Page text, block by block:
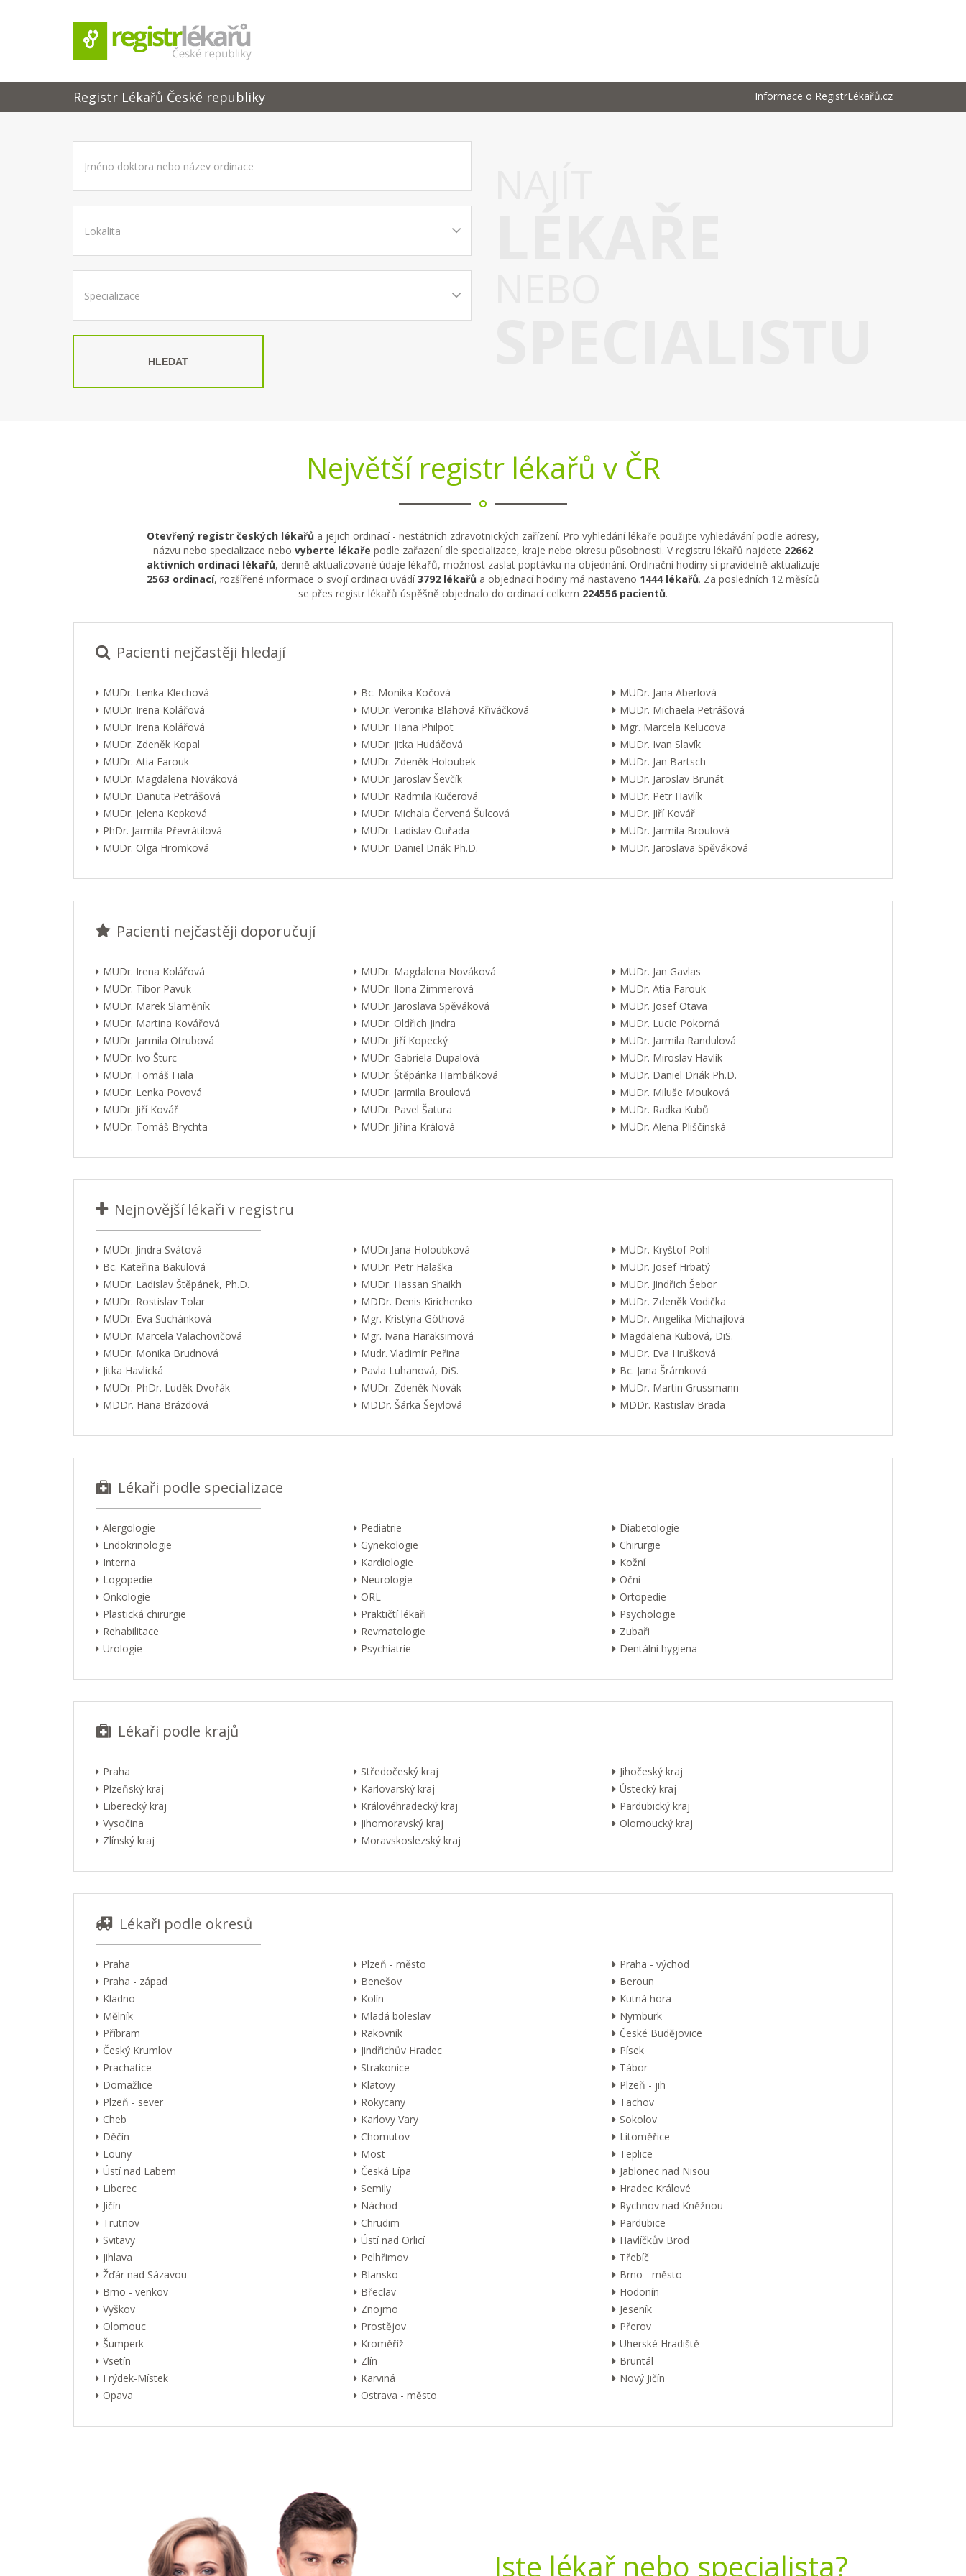
Registr Lékařů České republiky Informace o RegistrLékařů.cz
HLEDAT
Největší registr lékařů v ČR
Otevřený registr českých lékařů a jejich ordinací - nestátních zdravotnických zařízení. Pro vyhledání lékaře použijte vyhledávání podle adresy,
názvu nebo specializace nebo vyberte lékaře podle zařazení dle specializace, kraje nebo okresu působnosti. V registru lékařů najdete 22662
aktivních ordinací lékařů, denně aktualizované údaje lékařů, možnost zaslat poptávku na objednání. Ordinační hodiny si pravidelně aktualizuje
2563 ordinací, rozšířené informace o svojí ordinaci uvádí3792 lékařů a objednací hodiny má nastaveno 1444 lékařů. Za posledních 12 měsíců
se přes registr lékařů úspěšně objednalo do ordinací celkem 224556 pacientů.
Pacienti nejčastěji hledají
MUDr. Lenka Klechová Bc. Monika Kočová
MUDr. Jana Aberlová
MUDr. Irena Kolářová
MUDr. Veronika Blahová Křiváčková
MUDr. Michaela Petrášová
MUDr. Irena Kolářová
MUDr. Hana Philpot
Mgr. Marcela Kelucova
MUDr. Zdeněk Kopal
MUDr. Jitka Hudáčová
MUDr. Ivan Slavík
MUDr. Atia Farouk
MUDr. Zdeněk Holoubek
MUDr. Jan Bartsch
MUDr. Magdalena Nováková
MUDr. Jaroslav Ševčík
MUDr. Jaroslav Brunát
MUDr. Danuta Petrášová
MUDr. Radmila Kučerová
MUDr. Petr Havlík
MUDr. Jelena Kepková
MUDr. Michala Červená Šulcová
MUDr. Jiří Kovář
PhDr. Jarmila Převrátilová
MUDr. Ladislav Ouřada
MUDr. Jarmila Broulová
MUDr. Olga Hromková
MUDr. Daniel Driák Ph.D. MUDr. Jaroslava Spěváková
Pacienti nejčastěji doporučují
MUDr. Irena Kolářová MUDr. Magdalena Nováková
MUDr. Jan Gavlas
MUDr. Tibor Pavuk
MUDr. Ilona Zimmerová
MUDr. Atia Farouk
MUDr. Marek Slaměník
MUDr. Jaroslava Spěváková
MUDr. Josef Otava
MUDr. Martina Kovářová
MUDr. Oldřich Jindra
MUDr. Lucie Pokorná
MUDr. Jarmila Otrubová
MUDr. Jiří Kopecký
MUDr. Jarmila Randulová
MUDr. Ivo Šturc
MUDr. Gabriela Dupalová
MUDr. Miroslav Havlík
MUDr. Tomáš Fiala
MUDr. Štěpánka Hambálková
MUDr. Daniel Driák Ph.D.
MUDr. Lenka Povová
MUDr. Jarmila Broulová
MUDr. Miluše Mouková
MUDr. Jiří Kovář
MUDr. Pavel Šatura
MUDr. Radka Kubů
MUDr. Tomáš Brychta
MUDr. Jiřina Králová MUDr. Alena Pliščinská
Nejnovější lékaři v registru
MUDr. Jindra Svátová MUDr.Jana Holoubková
MUDr. Kryštof Pohl
Bc. Kateřina Bakulová
MUDr. Petr Halaška
MUDr. Josef Hrbatý
MUDr. Ladislav Štěpánek, Ph.D.
MUDr. Hassan Shaikh
MUDr. Jindřich Šebor
MUDr. Rostislav Tolar
MDDr. Denis Kirichenko
MUDr. Zdeněk Vodička
MUDr. Eva Suchánková
Mgr. Kristýna Göthová
MUDr. Angelika Michajlová
MUDr. Marcela Valachovičová
Mgr. Ivana Haraksimová
Magdalena Kubová, DiS.
MUDr. Monika Brudnová
Mudr. Vladimír Peřina
MUDr. Eva Hrušková
Jitka Havlická
Pavla Luhanová, DiS.
Bc. Jana Šrámková
MUDr. PhDr. Luděk Dvořák
MUDr. Zdeněk Novák
MUDr. Martin Grussmann
MDDr. Hana Brázdová
MDDr. Šárka Šejvlová MDDr. Rastislav Brada
Lékaři podle specializace
Alergologie Pediatrie
Diabetologie
Endokrinologie
Gynekologie
Chirurgie
Interna
Kardiologie
Kožní
Logopedie
Neurologie
Oční
Onkologie
ORL
Ortopedie
Plastická chirurgie
Praktičtí lékaři
Psychologie
Rehabilitace
Revmatologie
Zubaři
Urologie
Psychiatrie Dentální hygiena
Lékaři podle krajů
Praha Středočeský kraj
Jihočeský kraj
Plzeňský kraj
Karlovarský kraj
Ústecký kraj
Liberecký kraj
Královéhradecký kraj
Pardubický kraj
Vysočina
Jihomoravský kraj
Olomoucký kraj
Zlínský kraj
Moravskoslezský kraj
Lékaři podle okresů
Praha Plzeň - město
Praha - východ
Praha - západ
Benešov
Beroun
Kladno
Kolín
Kutná hora
Mělník
Mladá boleslav
Nymburk
Příbram
Rakovník
České Budějovice
Český Krumlov
Jindřichův Hradec
Písek
Prachatice
Strakonice
Tábor
Domažlice
Klatovy
Plzeň - jih
Plzeň - sever
Rokycany
Tachov
Cheb
Karlovy Vary
Sokolov
Děčín
Chomutov
Litoměřice
Louny
Most
Teplice
Ústí nad Labem
Česká Lípa
Jablonec nad Nisou
Liberec
Semily
Hradec Králové
Jičín
Náchod
Rychnov nad Kněžnou
Trutnov
Chrudim
Pardubice
Svitavy
Ústí nad Orlicí
Havlíčkův Brod
Jihlava
Pelhřimov
Třebíč
Žďár nad Sázavou
Blansko
Brno - město
Brno - venkov
Břeclav
Hodonín
Vyškov
Znojmo
Jeseník
Olomouc
Prostějov
Přerov
Šumperk
Kroměříž
Uherské Hradiště
Vsetín
Zlín
Bruntál
Frýdek-Místek
Karviná
Nový Jičín
Opava
Ostrava - město
Jste lékař nebo specialista?